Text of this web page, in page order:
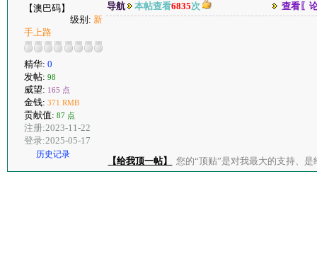
【澳巴码】
级别: 新
手上路
精华: 0
发帖: 98
威望: 165 点
金钱: 371 RMB
贡献值: 87 点
注册:2023-11-22
登录:2025-05-17
历史记录
导航 本帖查看6835次 查看〖
【给我顶一帖】 您的“顶贴”是对我最大的支持、